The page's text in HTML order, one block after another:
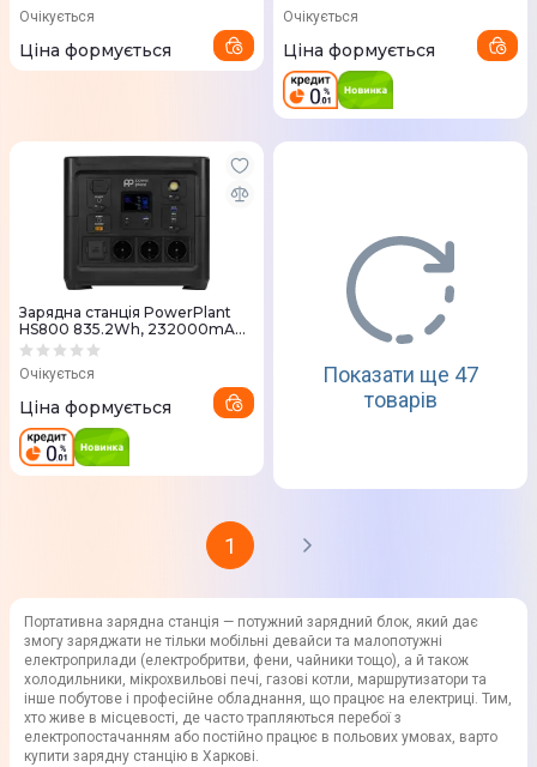
Очікується
Ціна формується
Очікується
Ціна формується
Зарядна станція PowerPlant
HS800 835.2Wh, 232000mAh,
1000W
Очікується
Ціна формується
Показати ще 47
товарів
1
Портативна зарядна станція — потужний зарядний блок, який дає
змогу заряджати не тільки мобільні девайси та малопотужні
електроприлади (електробритви, фени, чайники тощо), а й також
холодильники, мікрохвильові печі, газові котли, маршрутизатори та
інше побутове і професійне обладнання, що працює на електриці. Тим,
хто живе в місцевості, де часто трапляються перебої з
електропостачанням або постійно працює в польових умовах, варто
купити зарядну станцію в Харкові.